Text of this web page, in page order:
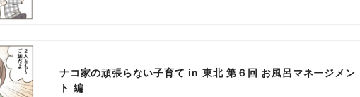
ナコ家の頑張らない子育て in 東北 第６回 お風呂マネージメン
ト 編